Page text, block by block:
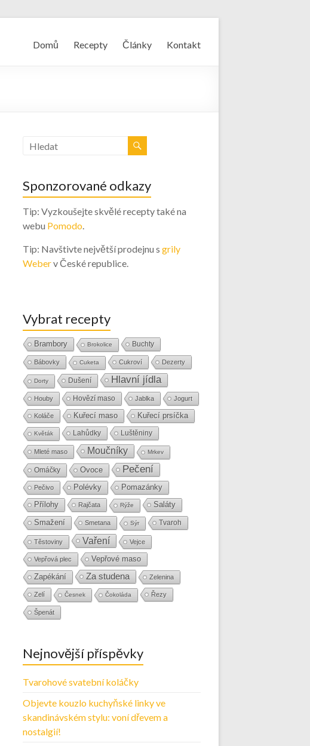
Domů Recepty Články Kontakt
Sponzorované odkazy
Tip: Vyzkoušejte skvělé recepty také na
webu Pomodo.
Tip: Navštivte největší prodejnu s grily
Weberv České republice.
Vybrat recepty
Brambory Brokolice Buchty
Bábovky Cuketa Cukroví Dezerty
Dorty Dušení Hlavní jídla
Houby Hovězí maso Jablka Jogurt
Koláče Kuřecí maso Kuřecí prsíčka
Květák Lahůdky Luštěniny
Mleté maso Moučníky Mrkev
Omáčky Ovoce Pečení
Pečivo Polévky Pomazánky
Přílohy Rajčata Rýže
Saláty
Smažení
Smetana Sýr Tvaroh
Těstoviny Vaření Vejce
Vepřová plec
Vepřové maso
Zapékání
Za studena Zelenina
Zelí Česnek Čokoláda Řezy
Špenát
Nejnovější příspěvky
Tvarohové svatební koláčky
Objevte kouzlo kuchyňské linky ve
skandinávském stylu: voní dřevem a
nostalgií!